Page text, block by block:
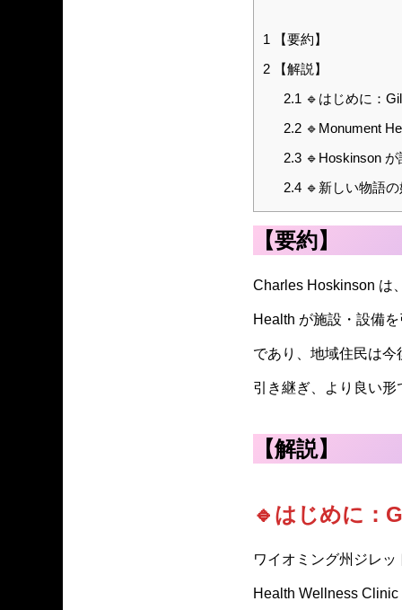
1 【要約】
2 【解説】
2.1 🔹はじめに：
2.2🔹Monument
2.3🔹Hoskinson が
2.4🔹新しい物語の
【要約】
Charles Hoskinson は
Health が施設・設備
であり、地域住民は
引き継ぎ、より良い
【解説】
🔹はじめに：
ワイオミング州ジレ
Health Wellness